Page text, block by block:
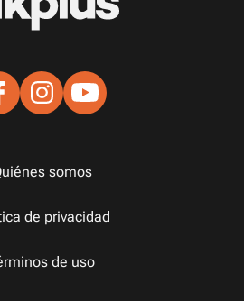
somos
de privacidad
de uso